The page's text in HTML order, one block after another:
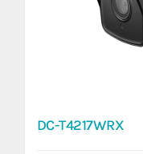
DC-T4217WRX